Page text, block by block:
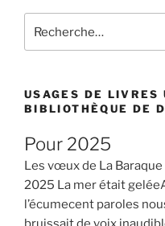
pour
USAGES DE LIVRES
BIBLIOTHÈQUE DE
Pour 2025
Les vœux de La
2025 La mer était
l’écumecent paroles